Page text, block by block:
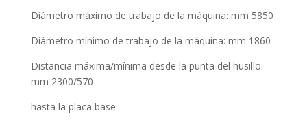
Diámetro máximo de trabajo de la máquina: mm 5850
Diámetro mínimo de trabajo de la máquina: mm 1860
Distancia máxima/mínima desde la punta del husillo:
mm 2300/570
hasta la placa base